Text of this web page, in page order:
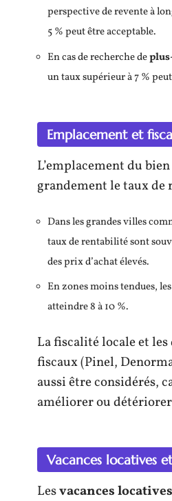
perspective de revente à
5 % peut être acceptable.
En cas de recherche de
un taux supérieur à 7 %
Emplacement et
L’emplacement du
grandement le taux de
Dans les grandes villes
taux de rentabilité sont
des prix d’achat élevés.
En zones moins tendues,
atteindre 8 à 10 %.
La fiscalité locale et
fiscaux (Pinel,
aussi être considérés,
améliorer ou
Vacances locatives
Lesvacances locatives